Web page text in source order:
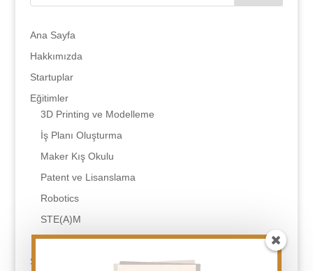
Ana Sayfa
Hakkımızda
Startuplar
Eğitimler
3D Printing ve Modelleme
İş Planı Oluşturma
Maker Kış Okulu
Patent ve Lisanslama
Robotics
STE(A)M
Tasarım Odaklı Düşünme
SSS